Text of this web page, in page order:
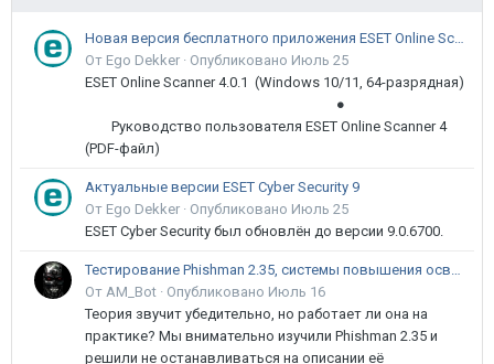
Новая версия бесплатного приложения ESET Online Scanner доступна пользователям
От Ego Dekker · Опубликовано Июль 25
ESET Online Scanner 4.0.1 (Windows 10/11, 64-разрядная)
●
Руководство пользователя ESET Online Scanner 4
(PDF-файл)
Актуальные версии ESET Cyber Security 9
От Ego Dekker · Опубликовано Июль 25
ESET Cyber Security был обновлён до версии 9.0.6700.
Тестирование Phishman 2.35, системы повышения осведомлённости пользователей в сфере ИБ
От AM_Bot · Опубликовано Июль 16
Теория звучит убедительно, но работает ли она на
практике? Мы внимательно изучили Phishman 2.35 и
решили не останавливаться на описании её